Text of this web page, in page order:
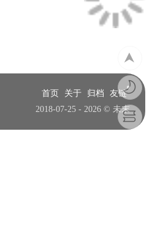
首页 关于 归档
友链
2018-07-25 - 2026 © 未末